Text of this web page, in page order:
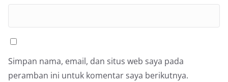
Simpan nama, email, dan situs web saya pada
peramban ini untuk komentar saya berikutnya.